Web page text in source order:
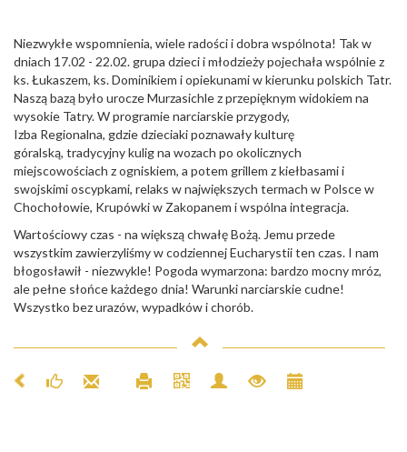
Niezwykłe wspomnienia, wiele radości i dobra wspólnota! Tak w
dniach 17.02 - 22.02. grupa dzieci i młodzieży pojechała wspólnie z
ks. Łukaszem, ks. Dominikiem i opiekunami w kierunku polskich Tatr.
Naszą bazą było urocze Murzasichle z przepięknym widokiem na
wysokie Tatry. W programie narciarskie przygody,
Izba Regionalna, gdzie dzieciaki poznawały kulturę
góralską, tradycyjny kulig na wozach po okolicznych
miejscowościach z ogniskiem, a potem grillem z kiełbasami i
swojskimi oscypkami, relaks w największych termach w Polsce w
Chochołowie, Krupówki w Zakopanem i wspólna integracja.
Wartościowy czas - na większą chwałę Bożą. Jemu przede
wszystkim zawierzyliśmy w codziennej Eucharystii ten czas. I nam
błogosławił - niezwykle! Pogoda wymarzona: bardzo mocny mróz,
ale pełne słońce każdego dnia! Warunki narciarskie cudne!
Wszystko bez urazów, wypadków i chorób.